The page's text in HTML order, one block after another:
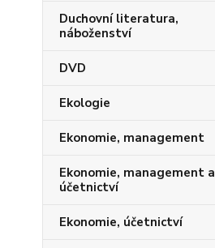
Duchovní literatura,
náboženství
DVD
Ekologie
Ekonomie, management
Ekonomie, management a
účetnictví
Ekonomie, účetnictví